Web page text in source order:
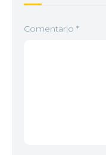
Comentario *